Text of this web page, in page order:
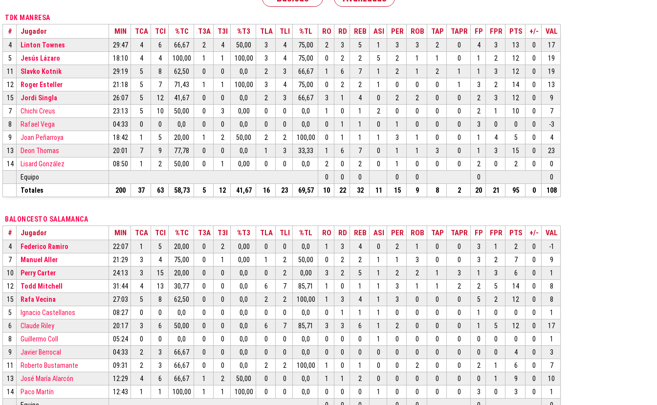
TDK MANRESA
# Jugador MIN TCA TCI %TC T3A T3I %T3 TLA TLI %TL RO RD REB ASI PER ROB TAP TAPR FP FPR PTS +/- VAL
4 Linton Townes 29:47 4 6 66,67 2 4 50,00 3 4 75,00 2 3 5 1 3 3 2 0 4 3 13 0
17
5
Jesús Lázaro 18:10 4 4 100,00 1 1 100,00 3 4 75,00 0 2 2 5 2 1 1 0 1 2 12 0
19
11
Slavko Kotnik 29:19 5 8 62,50 0 0 0,0 2 3 66,67 1 6 7 1 2 1 2 1 1 3 12 0
19
12
Roger Esteller 21:18 5 7 71,43 1 1 100,00 3 4 75,00 0 2 2 1 0 0 0 1 3 2 14 0
13
15
Jordi Singla 26:07 5 12 41,67 0 0 0,0 2 3 66,67 3 1 4 0 2 2 0 0 2 3 12 0
9
7
Chichi Creus 23:13 5 10 50,00 0 3 0,00 0 0 0,0 1 0 1 2 0 0 0 0 2 1 10 0
7
8
Rafael Vega 04:33 0 0 0,0 0 0 0,0 0 0 0,0 0 1 1 0 1 0 0 0 3 0 0 0
-3
9
Joan Peñarroya 18:42 1 5 20,00 1 2 50,00 2 2 100,00 0 1 1 1 3 1 0 0 1 4 5 0
4
13
Deon Thomas 20:01 7 9 77,78 0 0 0,0 1 3 33,33 1 6 7 0 1 1 3 0 1 3 15 0
23
14
Lisard González 08:50 1 2 50,00 0 1 0,00 0 0 0,0 2 0 2 0 1 0 0 0 2 0 2 0
0
Equipo
0 0 0 0 0 0
0
Totales
200 37 63 58,73 5 12 41,67 16 23 69,57 10 22 32 11 15 9 8 2 20 21 95 0 108
BALONCESTO SALAMANCA
# Jugador MIN TCA TCI %TC T3A T3I %T3 TLA TLI %TL RO RD REB ASI PER ROB TAP TAPR FP FPR PTS +/- VAL
4 Federico Ramiro 22:07 1 5 20,00 0 2 0,00 0 0 0,0 1 3 4 0 2 1 0 0 3 1 2 0
-1
7
Manuel Aller 21:29 3 4 75,00 0 1 0,00 1 2 50,00 0 2 2 1 1 3 0 0 3 2 7 0
9
10
Perry Carter 24:13 3 15 20,00 0 0 0,0 0 2 0,00 3 2 5 1 2 2 1 3 1 3 6 0
1
12
Todd Mitchell 31:44 4 13 30,77 0 0 0,0 6 7 85,71 1 0 1 1 3 1 1 2 2 5 14 0
8
15
Rafa Vecina 27:03 5 8 62,50 0 0 0,0 2 2 100,00 1 3 4 1 3 0 0 0 5 2 12 0
8
5
Ignacio Castellanos 08:27 0 0 0,0 0 0 0,0 0 0 0,0 0 1 1 1 0 0 0 0 1 0 0 0
1
6
Claude Riley 20:17 3 6 50,00 0 0 0,0 6 7 85,71 3 3 6 1 2 0 0 0 1 5 12 0
17
8
Guillermo Coll 05:24 0 0 0,0 0 0 0,0 0 0 0,0 0 0 0 1 0 0 0 0 0 0 0 0
1
9
Javier Berrocal 04:33 2 3 66,67 0 0 0,0 0 0 0,0 0 0 0 0 0 0 0 0 0 0 4 0
3
11
Roberto Bustamante 09:31 2 3 66,67 0 0 0,0 2 2 100,00 1 0 1 0 0 2 0 0 2 1 6 0
7
13
José María Alarcón 12:29 4 6 66,67 1 2 50,00 0 0 0,0 1 1 2 0 0 0 0 0 0 1 9 0
10
14
Paco Martín 12:43 1 1 100,00 1 1 100,00 0 0 0,0 0 0 0 1 0 0 0 0 3 0 3 0
1